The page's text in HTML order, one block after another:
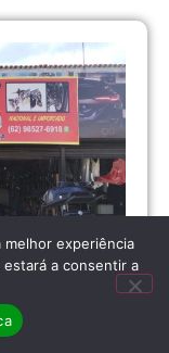
2023
experiência
a consentir a